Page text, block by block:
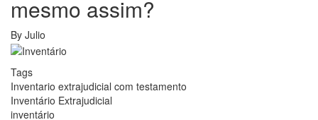
mesmo assim?
By Julio
Tags
Inventario extrajudicial com testamento
Inventário Extrajudicial
inventário